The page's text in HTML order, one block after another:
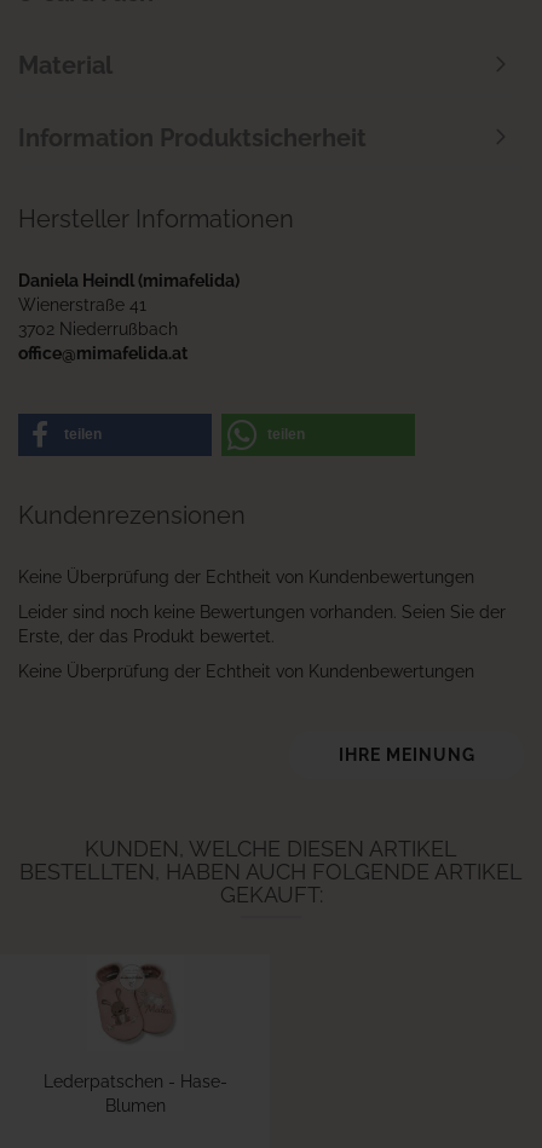
Material
Information Produktsicherheit
Hersteller Informationen
Daniela Heindl (mimafelida)
Wienerstraße 41
3702 Niederrußbach
office@mimafelida.at
teilen teilen
Kundenrezensionen
Keine Überprüfung der Echtheit von Kundenbewertungen
Leider sind noch keine Bewertungen vorhanden. Seien Sie der
Erste, der das Produkt bewertet.
Keine Überprüfung der Echtheit von Kundenbewertungen
IHRE MEINUNG
KUNDEN, WELCHE DIESEN ARTIKEL
BESTELLTEN, HABEN AUCH FOLGENDE ARTIKEL
GEKAUFT:
Lederpatschen - Hase-
Blumen